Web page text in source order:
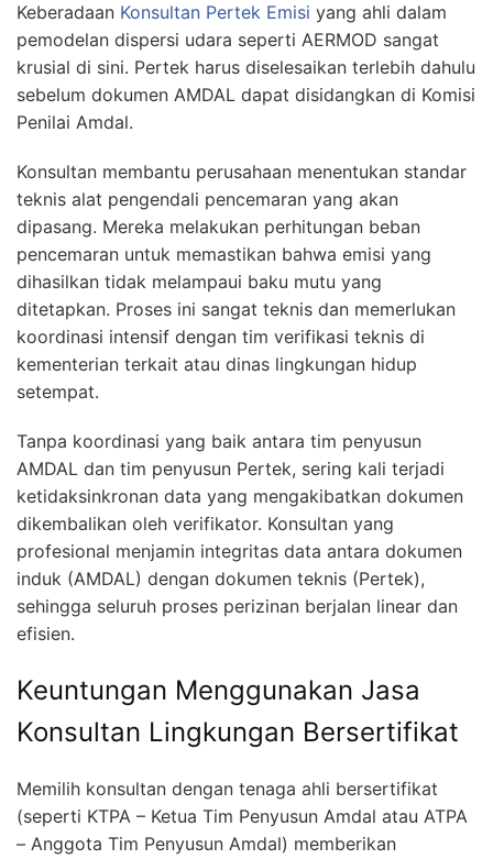
Keberadaan Konsultan Pertek Emisi yang ahli dalam
pemodelan dispersi udara seperti AERMOD sangat
krusial di sini. Pertek harus diselesaikan terlebih dahulu
sebelum dokumen AMDAL dapat disidangkan di Komisi
Penilai Amdal.
Konsultan membantu perusahaan menentukan standar
teknis alat pengendali pencemaran yang akan
dipasang. Mereka melakukan perhitungan beban
pencemaran untuk memastikan bahwa emisi yang
dihasilkan tidak melampaui baku mutu yang
ditetapkan. Proses ini sangat teknis dan memerlukan
koordinasi intensif dengan tim verifikasi teknis di
kementerian terkait atau dinas lingkungan hidup
setempat.
Tanpa koordinasi yang baik antara tim penyusun
AMDAL dan tim penyusun Pertek, sering kali terjadi
ketidaksinkronan data yang mengakibatkan dokumen
dikembalikan oleh verifikator. Konsultan yang
profesional menjamin integritas data antara dokumen
induk (AMDAL) dengan dokumen teknis (Pertek),
sehingga seluruh proses perizinan berjalan linear dan
efisien.
Keuntungan Menggunakan Jasa
Konsultan Lingkungan Bersertifikat
Memilih konsultan dengan tenaga ahli bersertifikat
(seperti KTPA – Ketua Tim Penyusun Amdal atau ATPA
– Anggota Tim Penyusun Amdal) memberikan